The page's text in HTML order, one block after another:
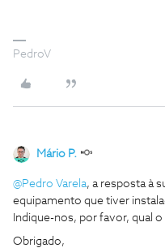
PedroV
Mário P.
@Pedro Varela, a resposta à
equipamento que tiver
Indique-nos, por favor, qual
Obrigado,